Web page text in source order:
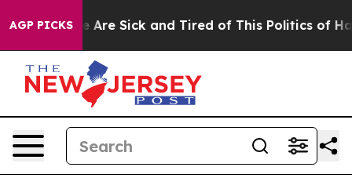
AGP PICKS
“People Are Sick and Tired of This Politics of